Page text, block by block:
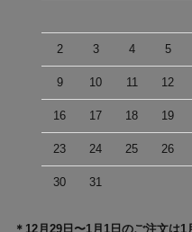
2 3 4 5
9 10 11 12
16 17 18 19
23 24 25 26
30 31
＊12月29日〜1月1日のご注文は1